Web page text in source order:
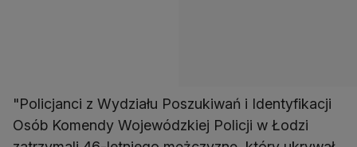
"Policjanci z Wydziału Poszukiwań i Identyfikacji
Osób Komendy Wojewódzkiej Policji w Łodzi